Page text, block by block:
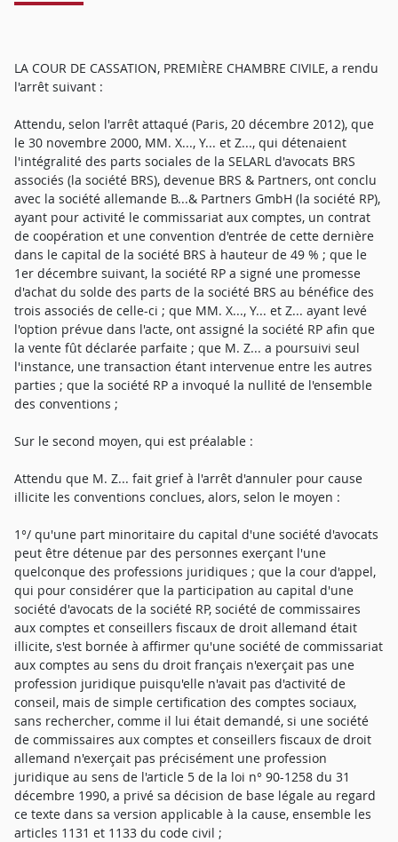
LA COUR DE CASSATION, PREMIÈRE CHAMBRE CIVILE, a rendu
l'arrêt suivant :
Attendu, selon l'arrêt attaqué (Paris, 20 décembre 2012), que
le 30 novembre 2000, MM. X..., Y... et Z..., qui détenaient
l'intégralité des parts sociales de la SELARL d'avocats BRS
associés (la société BRS), devenue BRS & Partners, ont conclu
avec la société allemande B...& Partners GmbH (la société RP),
ayant pour activité le commissariat aux comptes, un contrat
de coopération et une convention d'entrée de cette dernière
dans le capital de la société BRS à hauteur de 49 % ; que le
1er décembre suivant, la société RP a signé une promesse
d'achat du solde des parts de la société BRS au bénéfice des
trois associés de celle-ci ; que MM. X..., Y... et Z... ayant levé
l'option prévue dans l'acte, ont assigné la société RP afin que
la vente fût déclarée parfaite ; que M. Z... a poursuivi seul
l'instance, une transaction étant intervenue entre les autres
parties ; que la société RP a invoqué la nullité de l'ensemble
des conventions ;
Sur le second moyen, qui est préalable :
Attendu que M. Z... fait grief à l'arrêt d'annuler pour cause
illicite les conventions conclues, alors, selon le moyen :
1°/ qu'une part minoritaire du capital d'une société d'avocats
peut être détenue par des personnes exerçant l'une
quelconque des professions juridiques ; que la cour d'appel,
qui pour considérer que la participation au capital d'une
société d'avocats de la société RP, société de commissaires
aux comptes et conseillers fiscaux de droit allemand était
illicite, s'est bornée à affirmer qu'une société de commissariat
aux comptes au sens du droit français n'exerçait pas une
profession juridique puisqu'elle n'avait pas d'activité de
conseil, mais de simple certification des comptes sociaux,
sans rechercher, comme il lui était demandé, si une société
de commissaires aux comptes et conseillers fiscaux de droit
allemand n'exerçait pas précisément une profession
juridique au sens de l'article 5 de la loi n° 90-1258 du 31
décembre 1990, a privé sa décision de base légale au regard
ce texte dans sa version applicable à la cause, ensemble les
articles 1131 et 1133 du code civil ;